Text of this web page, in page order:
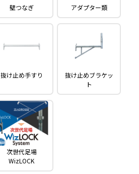
壁つなぎ アダプター類
抜け止め手すり
抜け止めブラケッ
ト
次世代足場
WizLOCK